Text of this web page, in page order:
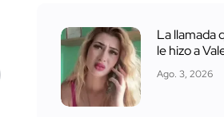
La llamada
le hizo a
Ago. 3, 2026